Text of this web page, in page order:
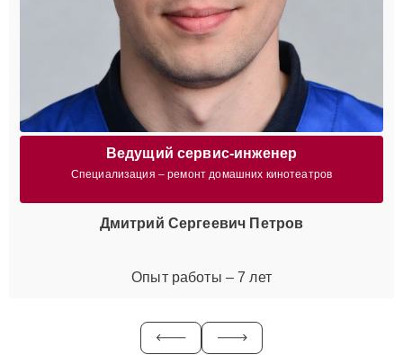
Ведущий сервис-инженер
Специализация – ремонт домашних кинотеатров
Дмитрий Сергеевич Петров
Опыт работы – 7 лет